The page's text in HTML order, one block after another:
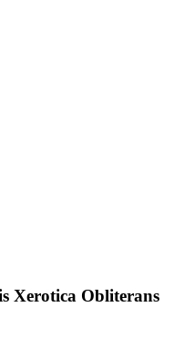
Xerotica Obliterans